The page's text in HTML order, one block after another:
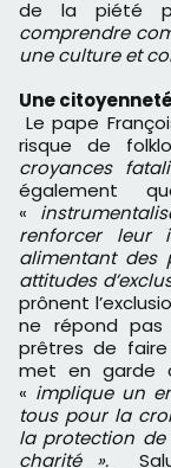
de la piété
comprendre
une culture et
Une
Le pape
risque de
croyances
également
«
renforcer leur
alimentant des
attitudes
prônent
ne répond pas
prêtres de
met en garde
« implique un
tous pour la
la protection
charité ».